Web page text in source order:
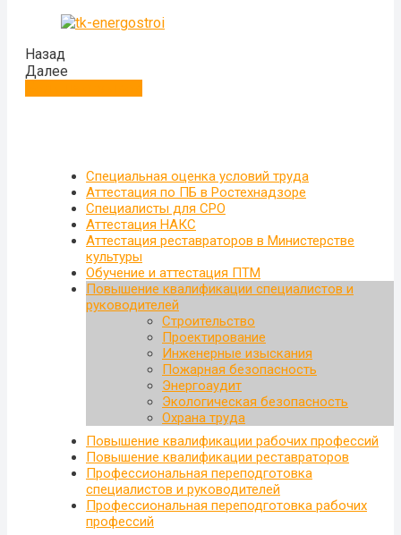
Назад
Далее
Специальная оценка условий труда
Аттестация по ПБ в Ростехнадзоре
Специалисты для СРО
Аттестация НАКС
Аттестация реставраторов в Министерстве
культуры
Обучение и аттестация ПТМ
Повышение квалификации специалистов и
руководителей
Строительство
Проектирование
Инженерные изыскания
Пожарная безопасность
Энергоаудит
Экологическая безопасность
Охрана труда
Повышение квалификации рабочих профессий
Повышение квалификации реставраторов
Профессиональная переподготовка
специалистов и руководителей
Профессиональная переподготовка рабочих
профессий